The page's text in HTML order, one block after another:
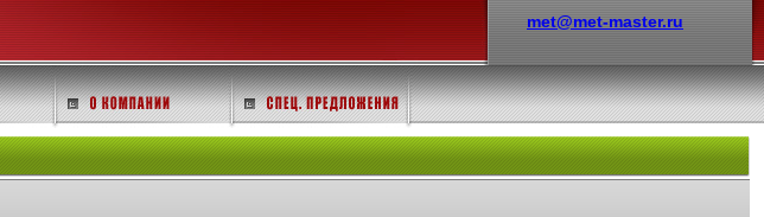
met@met-master.ru